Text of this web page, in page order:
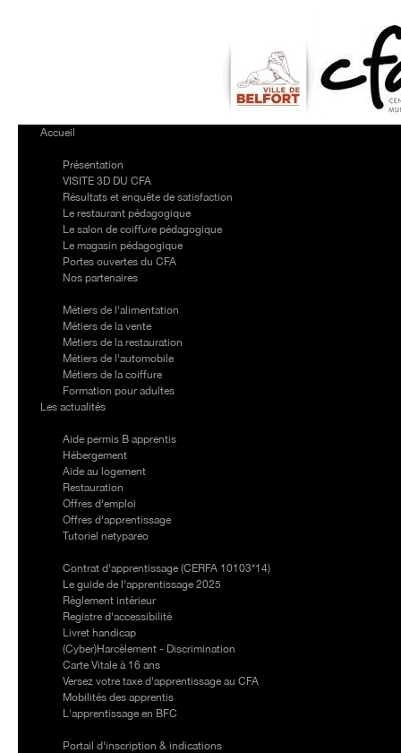
Accueil
Présentation
VISITE 3D DU CFA
Résultats et enquête de satisfaction
Le restaurant pédagogique
Le salon de coiffure pédagogique
Le magasin pédagogique
Portes ouvertes du CFA
Nos partenaires
Métiers de l'alimentation
Métiers de la vente
Métiers de la restauration
Métiers de l'automobile
Métiers de la coiffure
Formation pour adultes
Les actualités
Aide permis B apprentis
Hébergement
Aide au logement
Restauration
Offres d'emploi
Offres d'apprentissage
Tutoriel netypareo
Contrat d'apprentissage (CERFA 10103*14)
Le guide de l'apprentissage 2025
Règlement intérieur
Registre d'accessibilité
Livret handicap
(Cyber)Harcèlement - Discrimination
Carte Vitale à 16 ans
Versez votre taxe d'apprentissage au CFA
Mobilités des apprentis
L'apprentissage en BFC
Portail d'inscription & indications